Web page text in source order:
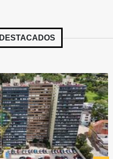
DESTACADOS